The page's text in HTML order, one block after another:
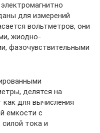
для измерений
вольтметров, они
жиодно-
фазочувствительными
делятся на
для вычисления
емкости с
тока и